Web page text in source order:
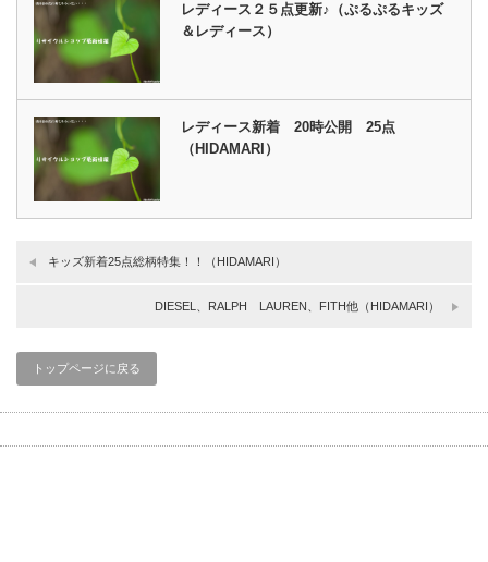
レディース２５点更新♪（ぷるぷるキッズ
＆レディース）
レディース新着 20時公開 25点
（HIDAMARI）
キッズ新着25点総柄特集！！（HIDAMARI）
DIESEL、RALPH LAUREN、FITH他（HIDAMARI）
トップページに戻る